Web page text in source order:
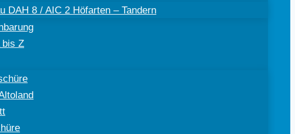
DAH 8 / AIC 2 Höfarten – Tandern
bis Z